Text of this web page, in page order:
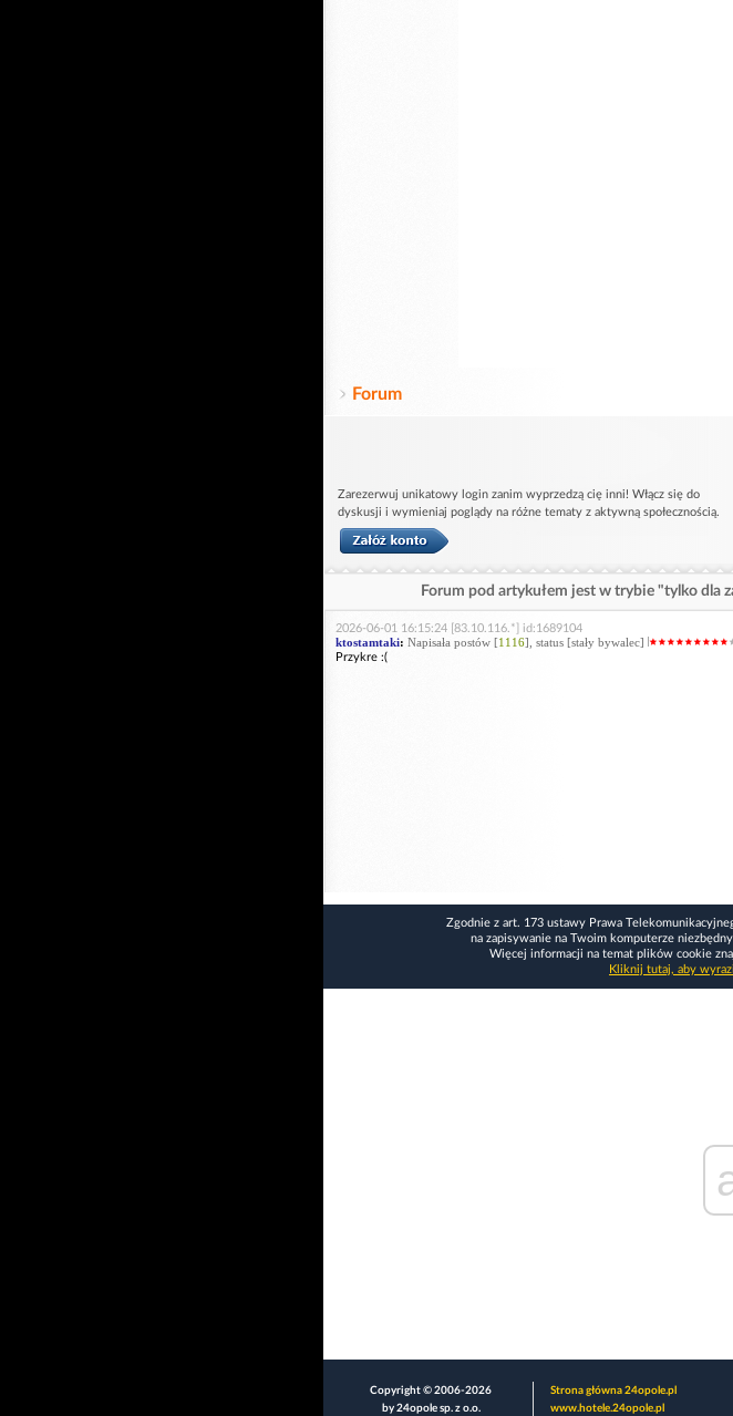
Forum
Zarezerwuj unikatowy login zanim wyprzedzą cię inni! Włącz się do
dyskusji i wymieniaj poglądy na różne tematy z aktywną społecznością.
Forum pod artykułem jest w trybie "tylko dla
2026-06-01 16:15:24 [83.10.116.*] id:1689104
ktostamtaki: Napisała postów [1116], status [stały bywalec]
Przykre :(
Zgodnie z art. 173 ustawy Prawa
na zapisywanie na Twoim komputerze
Więcej informacji na temat plików cookie
Kliknij tutaj, aby
Copyright © 2006-2026
by 24opole sp. z o.o.
Strona główna 24opole.pl
www.hotele.24opole.pl